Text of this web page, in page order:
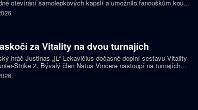
otevírání samolepkových kapslí a umožnilo fanouškům koupit
samolepku svého oblíbeného týmu nebo hráče. Podle řady
ale nový systém dramaticky snižuje jejich příjmy a může
za Vitality na dvou turnajích
hráč Justinas „jL“ Lekavičius dočasně doplní sestavu Vitality
Strike 2. Bývalý člen Natus Vincere nastoupí na turnajích
Open Porto a PGL Masters Bucharest.